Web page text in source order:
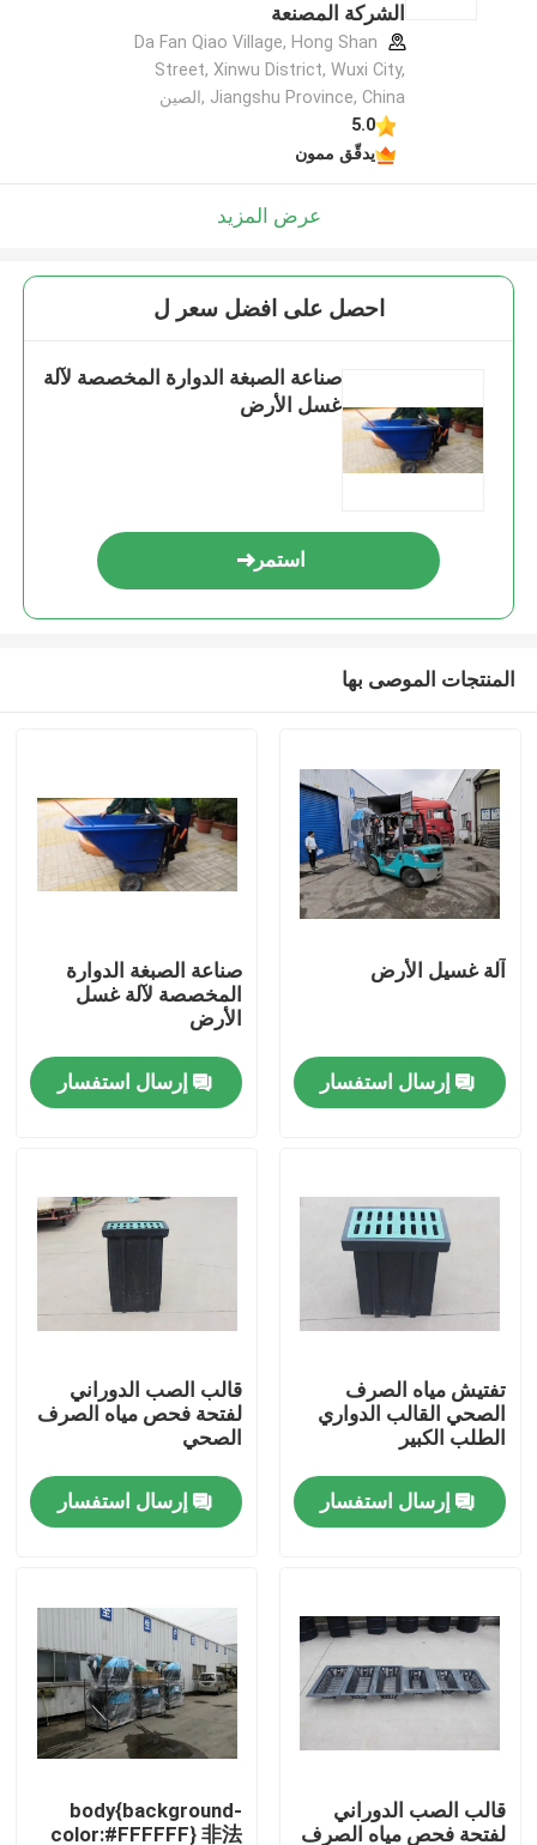
منتجات
أشرطة فيديو
معلومات عنا
جولة في المعمل
مراقبة الجودة
أخبار
اطلب اقتباس
قالب Rotomoulding
الشركة المصنعة
Da Fan Qiao Village, Hong Shan
Street, Xinwu District, Wuxi City,
Jiangshu Province, China ,الصين
5.0
يدقّق ممون
عرض المزيد
احصل على افضل سعر ل
صناعة الصبغة الدوارة المخصصة لآلة
غسل الأرض
استمر
المنتجات الموصى بها
آلة غسيل الأرض
إرسال استفسار
صناعة الصبغة الدوارة
المخصصة لآلة غسل
الأرض
إرسال استفسار
تفتيش مياه الصرف
الصحي القالب الدواري
الطلب الكبير
إرسال استفسار
قالب الصب الدوراني
لفتحة فحص مياه الصرف
الصحي
إرسال استفسار
قالب الصب الدوراني
لفتحة فحص مياه الصرف
body{background-
color:#FFFFFF} 非法